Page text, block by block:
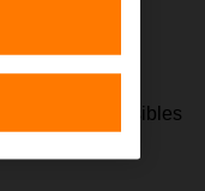
serie de posibles